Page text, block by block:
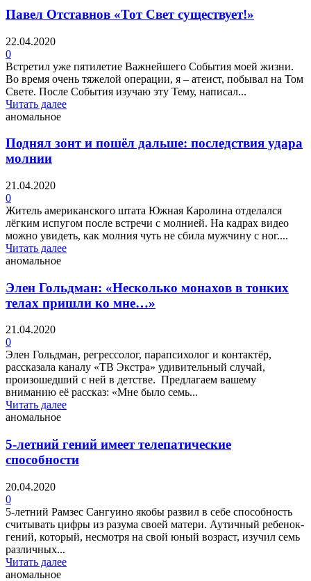
Павел Отставнов «Тот Свет существует!»
22.04.2020
0
Встретил уже пятилетие Важнейшего События моей жизни.
Во время очень тяжелой операции, я – атеист, побывал на Том
Свете. После События изучаю эту Тему, написал...
Читать далее
аномальное
Поднял зонт и пошёл дальше: последствия удара
молнии
21.04.2020
0
Житель американского штата Южная Каролина отделался
лёгким испугом после встречи с молнией. На кадрах видео
можно увидеть, как молния чуть не сбила мужчину с ног....
Читать далее
аномальное
Элен Гольдман: «Несколько монахов в тонких
телах пришли ко мне…»
21.04.2020
0
Элен Гольдман, регрессолог, парапсихолог и контактёр,
рассказала каналу «ТВ Экстра» удивительный случай,
произошедший с ней в детстве. Предлагаем вашему
вниманию её рассказ: «Мне было семь...
Читать далее
аномальное
5-летний гений имеет телепатические
способности
20.04.2020
0
5-летний Рамзес Сангуино якобы развил в себе способность
считывать цифры из разума своей матери. Аутичный ребенок-
гений, который, несмотря на свой юный возраст, изучил семь
различных...
Читать далее
аномальное